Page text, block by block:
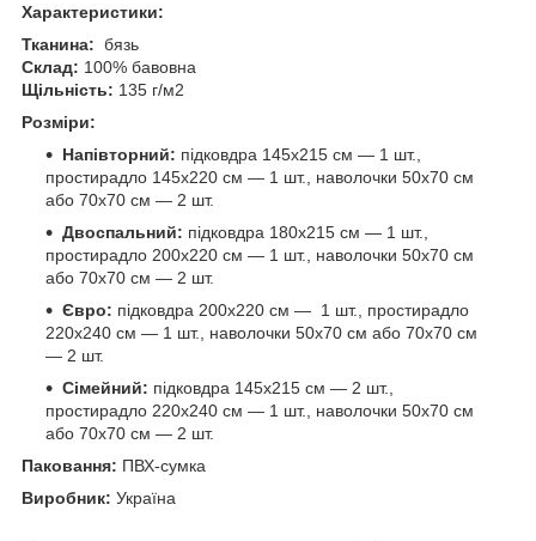
Характеристики:
Тканина: бязь
Склад: 100% бавовна
Щільність: 135 г/м2
Розміри:
Напівторний: підковдра 145х215 см — 1 шт.,
простирадло 145х220 см — 1 шт., наволочки 50х70 см
або 70х70 см — 2 шт.
Двоспальний: підковдра 180х215 см — 1 шт.,
простирадло 200х220 см — 1 шт., наволочки 50х70 см
або 70х70 см — 2 шт.
Євро: підковдра 200х220 см — 1 шт., простирадло
220х240 см — 1 шт., наволочки 50х70 см або 70х70 см
— 2 шт.
Сімейний: підковдра 145х215 см — 2 шт.,
простирадло 220х240 см — 1 шт., наволочки 50х70 см
або 70х70 см — 2 шт.
Паковання: ПВХ-сумка
Виробник: Україна